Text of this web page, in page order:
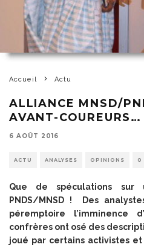
Accueil Actu
ALLIANCE MNSD/
AVANT-COUREURS…
6 AOÛT 2016
ACTU ANALYSES OPINIONS 0
Que de spéculations sur
PNDS/MNSD ! Des
péremptoire l’imminence
confrères ont osé des
joué par certains activistes